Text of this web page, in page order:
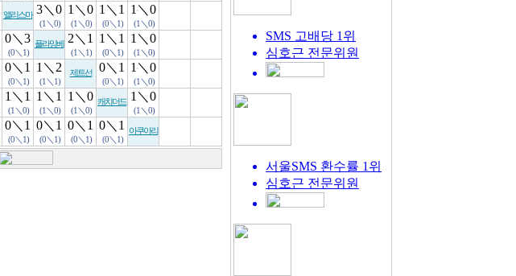
앨리스마 3＼0
(1＼0)
1＼0
(1＼0)
1＼1
(0＼1)
1＼0
(1＼0)
0＼3
(0＼1)
플라잉베 2＼1
(1＼1)
1＼1
(0＼1)
1＼0
(1＼0)
0＼1
(0＼1)
1＼2
(1＼1)
제트선 0＼1
(0＼1)
1＼0
(1＼0)
1＼1
(1＼0)
1＼1
(1＼0)
1＼0
(1＼0)
캐치더드 1＼0
(1＼0)
0＼1
(0＼1)
0＼1
(0＼1)
0＼1
(0＼1)
0＼1
(0＼1)
아쿠아리
SMS 고배당 1위
심호근 전문위원
서울SMS 환수률 1위
심호근 전문위원